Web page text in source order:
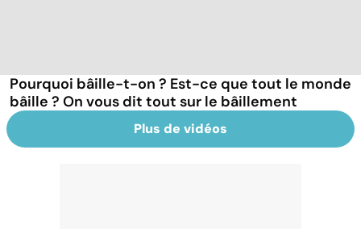
Pourquoi bâille-t-on ? Est-ce que tout le monde
bâille ? On vous dit tout sur le bâillement
Plus de vidéos